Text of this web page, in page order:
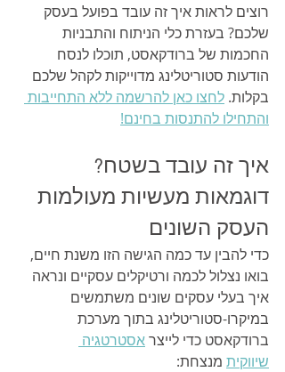
רוצים לראות איך זה עובד בפועל בעסק
שלכם? בעזרת כלי הניתוח והתבניות
החכמות של ברודקאסט, תוכלו לנסח
הודעות סטוריטלינג מדוייקות לקהל שלכם
בקלות. לחצו כאן להרשמה ללא התחייבות
והתחילו להתנסות בחינם!
איך זה עובד בשטח?
דוגמאות מעשיות מעולמות
העסק השונים
כדי להבין עד כמה הגישה הזו משנת חיים,
בואו נצלול לכמה ורטיקלים עסקיים ונראה
איך בעלי עסקים שונים משתמשים
במיקרו-סטוריטלינג בתוך מערכת
ברודקאסט כדי לייצר אסטרטגיה
שיווקית מנצחת: